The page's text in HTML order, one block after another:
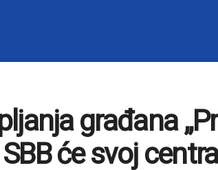
građana
SBB će svoj